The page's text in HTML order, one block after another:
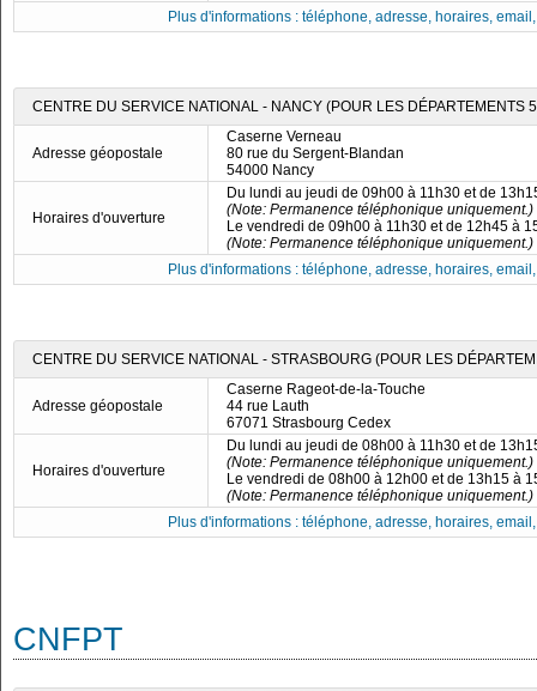
Plus d'informations : téléphone, adresse, horaires,
CENTRE DU SERVICE NATIONAL - NANCY (POUR LES DÉPARTEMENTS
Adresse géopostale
Caserne Verneau
80 rue du Sergent-Blandan
54000 Nancy
Horaires d'ouverture
Du lundi au jeudi de 09h00 à 11h30 et de
(Note: Permanence téléphonique uniquement.)
Le vendredi de 09h00 à 11h30 et de 12h45 à
(Note: Permanence téléphonique uniquement.)
Plus d'informations : téléphone, adresse, horaires,
CENTRE DU SERVICE NATIONAL - STRASBOURG (POUR LES
Adresse géopostale
Caserne Rageot-de-la-Touche
44 rue Lauth
67071 Strasbourg Cedex
Horaires d'ouverture
Du lundi au jeudi de 08h00 à 11h30 et de
(Note: Permanence téléphonique uniquement.)
Le vendredi de 08h00 à 12h00 et de 13h15 à
(Note: Permanence téléphonique uniquement.)
Plus d'informations : téléphone, adresse, horaires,
CNFPT